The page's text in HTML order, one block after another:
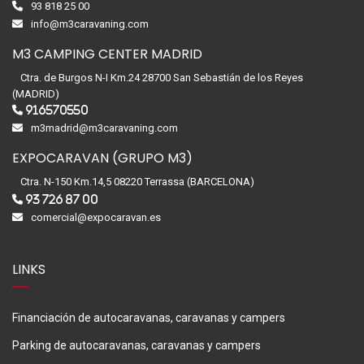
93 818 25 00
info@m3caravaning.com
M3 CAMPING CENTER MADRID
Ctra. de Burgos N-I Km.24 28700 San Sebastián de los Reyes
(MADRID)
916570550
m3madrid@m3caravaning.com
EXPOCARAVAN (GRUPO M3)
Ctra. N-150 Km.14,5 08220 Terrassa (BARCELONA)
93 726 87 00
comercial@expocaravan.es
LINKS
Financiación de autocaravanas, caravanas y campers
Parking de autocaravanas, caravanas y campers